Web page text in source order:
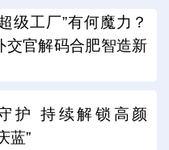
级工厂”有何魔力？
交官解码合肥智造新
护 持续解锁高颜
蓝”